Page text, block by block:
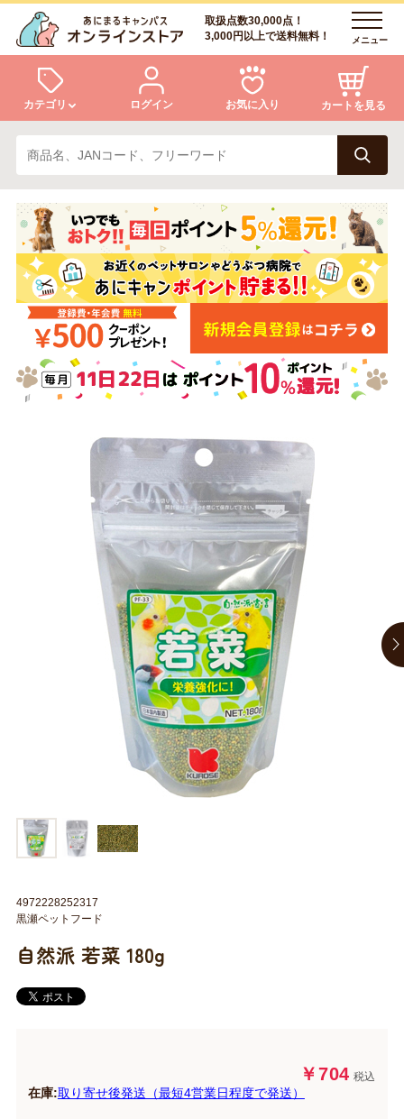
取扱点数30,000点！
3,000円以上で送料無料！
メニュー
カテゴリ
犬 猫
小動物・鳥 アクア・爬虫類・昆虫
ドッグフード キャットフード
美容・ケア用品 服・おさんぽ用品
日用品（デイリー） リビング雑貨
トリマーグッズ シニアサポート
ログイン お気に入り カートを見る
ログイン
会員登録
あにまるキャンパスについて
アフターサービス
商品リクエスト
お問い合わせ
自然派 若菜 180g
￥704 税込
在庫:取り寄せ後発送（最短4営業日程度で発送）
4972228252317
黒瀬ペットフード